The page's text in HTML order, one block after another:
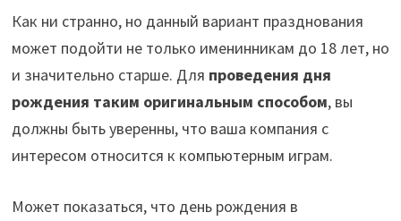
Как ни странно, но данный вариант празднования
может подойти не только именинникам до 18 лет, но
и значительно старше. Для проведения дня
рождения таким оригинальным способом, вы
должны быть уверенны, что ваша компания с
интересом относится к компьютерным играм.
Может показаться, что день рождения в